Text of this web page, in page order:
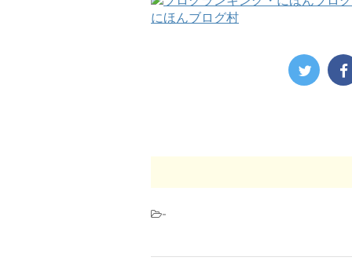
にほんブログ村
-